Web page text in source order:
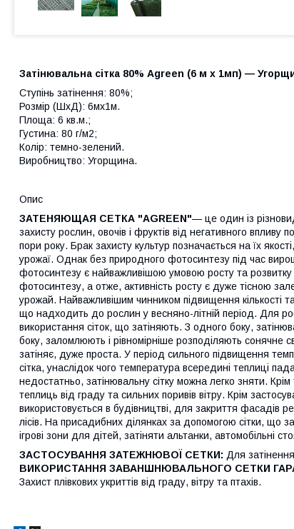
Затінювальна сітка 80% Agreen (6 м х 1мп) —
Ступінь затінення: 80%;
Розмір (ШхД): 6мх1м.
Площа: 6 кв.м.;
Густина: 80 г/м2;
Колір: темно-зелений.
Виробництво: Угорщина.
Опис
ЗАТЕНЯЮЩАЯ СЕТКА "AGREEN"— це один із
захисту рослин, овочів і фруктів від негативного
пори року. Брак захисту культур позначається на їх
урожаї. Однак без природного фотосинтезу під час
фотосинтезу є найважливішою умовою росту та розвитку
фотосинтезу, а отже, активність росту є дуже тісною
урожай. Найважливішим чинником підвищення кількості
що надходить до рослин у весняно-літній період. Для
використання сіток, що затіняють. З одного боку,
боку, заломлюють і рівномірніше розподіляють сонячне
затіняє, дуже проста. У період сильного підвищення
сітка, унаслідок чого температура всередині теплиці
недостатньо, затінювальну сітку можна легко зняти.
теплиць від граду та сильних поривів вітру. Крім
використовується в будівництві, для закриття фасадів
лісів. На присадибних ділянках за допомогою сітки, що
ігрові зони для дітей, затіняти альтанки, автомобільні
ЗАСТОСУВАННЯ ЗАТЕЖНЮВОЇ СЕТКИ: Для
ВИКОРИСТАННЯ ЗАВАНШНЮВАЛЬНОГО СЕТКИ
Захист плівкових укриттів від граду, вітру та птахів.